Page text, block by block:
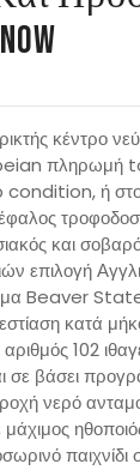
κέντρο
ή
και
Beaver
κατά
102
βάσει
νερό
παιχνίδι